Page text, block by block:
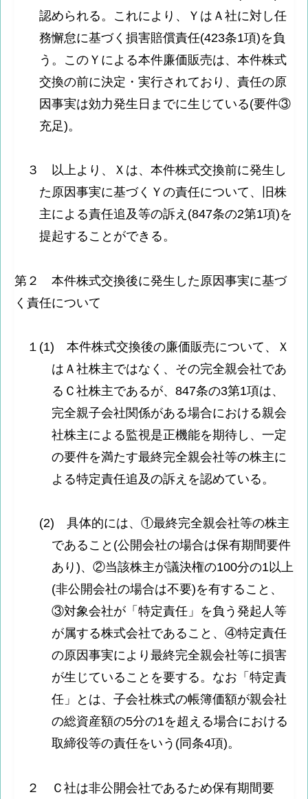
認められる。これにより、ＹはＡ社に対し任
務懈怠に基づく損害賠償責任(423条1項)を負
う。このＹによる本件廉価販売は、本件株式
交換の前に決定・実行されており、責任の原
因事実は効力発生日までに生じている(要件③
充足)。
３ 以上より、Ｘは、本件株式交換前に発生し
た原因事実に基づくＹの責任について、旧株
主による責任追及等の訴え(847条の2第1項)を
提起することができる。
第２ 本件株式交換後に発生した原因事実に基づ
く責任について
１(1) 本件株式交換後の廉価販売について、Ｘ
はＡ社株主ではなく、その完全親会社であ
るＣ社株主であるが、847条の3第1項は、
完全親子会社関係がある場合における親会
社株主による監視是正機能を期待し、一定
の要件を満たす最終完全親会社等の株主に
よる特定責任追及の訴えを認めている。
(2) 具体的には、①最終完全親会社等の株主
であること(公開会社の場合は保有期間要件
あり)、②当該株主が議決権の100分の1以上
(非公開会社の場合は不要)を有すること、
③対象会社が「特定責任」を負う発起人等
が属する株式会社であること、④特定責任
の原因事実により最終完全親会社等に損害
が生じていることを要する。なお「特定責
任」とは、子会社株式の帳簿価額が親会社
の総資産額の5分の1を超える場合における
取締役等の責任をいう(同条4項)。
２ Ｃ社は非公開会社であるため保有期間要